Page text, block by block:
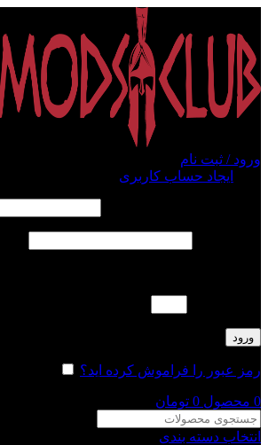
ورود / ثبت نام
ایجاد حساب کاربری
ورود
رمز عبور را فراموش کرده اید؟
0 محصول 0 تومان
انتخاب دسته بندی